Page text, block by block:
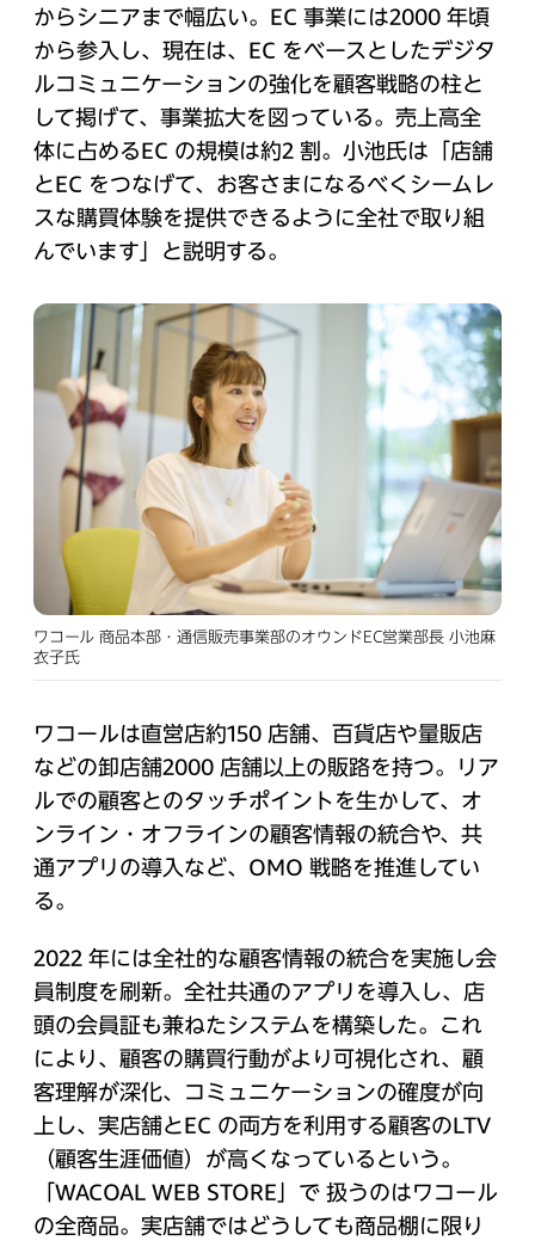
からシニアまで幅広い。EC 事業には2000 年頃
から参入し、現在は、EC をベースとしたデジタ
ルコミュニケーションの強化を顧客戦略の柱と
して掲げて、事業拡大を図っている。売上高全
体に占めるEC の規模は約2 割。小池氏は「店舗
とEC をつなげて、お客さまになるべくシームレ
スな購買体験を提供できるように全社で取り組
んでいます」と説明する。
ワコール 商品本部・通信販売事業部のオウンドEC営業部長 小池麻
衣子氏
ワコールは直営店約150 店舗、百貨店や量販店
などの卸店舗2000 店舗以上の販路を持つ。リア
ルでの顧客とのタッチポイントを生かして、オ
ンライン・オフラインの顧客情報の統合や、共
通アプリの導入など、OMO 戦略を推進してい
る。
2022 年には全社的な顧客情報の統合を実施し会
員制度を刷新。全社共通のアプリを導入し、店
頭の会員証も兼ねたシステムを構築した。これ
により、顧客の購買行動がより可視化され、顧
客理解が深化、コミュニケーションの確度が向
上し、実店舗とEC の両方を利用する顧客のLTV
（顧客生涯価値）が高くなっているという。
「WACOAL WEB STORE」で 扱うのはワコール
の全商品。実店舗ではどうしても商品棚に限り